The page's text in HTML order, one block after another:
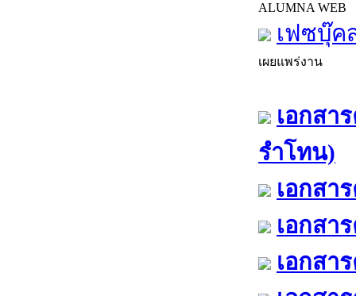
ALUMNA WEB
เฟซบุ๊ค
เผยแพร่งาน
เอกสา
รำโทน)
เอกสา
เอกสา
เอกสา